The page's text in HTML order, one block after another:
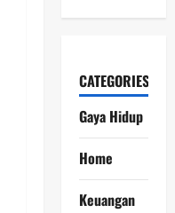
CATEGORIES
Gaya Hidup
Home
Keuangan